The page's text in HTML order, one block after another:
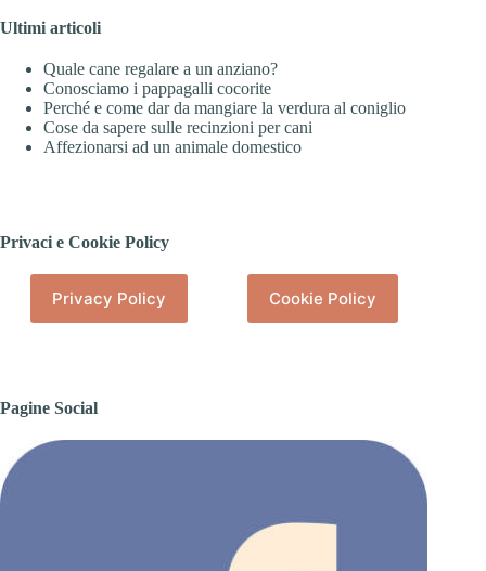
Ultimi articoli
Quale cane regalare a un anziano?
Conosciamo i pappagalli cocorite
Perché e come dar da mangiare la verdura al coniglio
Cose da sapere sulle recinzioni per cani
Affezionarsi ad un animale domestico
Privaci e Cookie Policy
Privacy Policy Cookie Policy
Pagine Social